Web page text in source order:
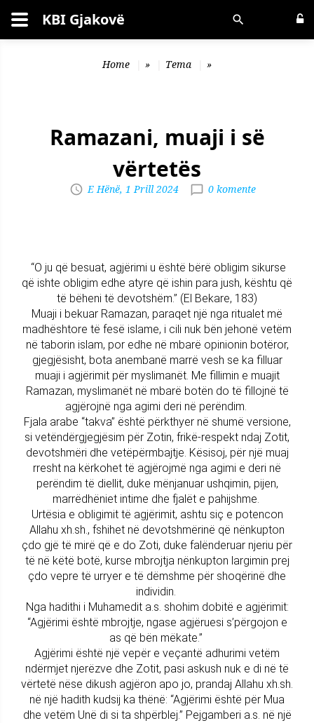
Kërko KBI Gjakovë
Home » Tema »
Ramazani, muaji i së
vërtetës
E Hënë, 1 Prill 2024 0 komente
“O ju që besuat, agjërimi u është bërë obligim sikurse
që ishte obligim edhe atyre që ishin para jush, kështu që
të bëheni të devotshëm.’’ (El Bekare, 183)
Muaji i bekuar Ramazan, paraqet një nga ritualet më
madhështore të fesë islame, i cili nuk bën jehonë vetëm
në taborin islam, por edhe në mbarë opinionin botëror,
gjegjësisht, bota anembanë marrë vesh se ka filluar
muaji i agjërimit për myslimanët. Me fillimin e muajit
Ramazan, myslimanët në mbarë botën do të fillojnë të
agjërojnë nga agimi deri në perëndim.
Fjala arabe “takva’’ është përkthyer në shumë versione,
si vetëndërgjegjësim për Zotin, frikë-respekt ndaj Zotit,
devotshmëri dhe vetëpërmbajtje. Kësisoj, për një muaj
rresht na kërkohet të agjërojmë nga agimi e deri në
perëndim të diellit, duke mënjanuar ushqimin, pijen,
marrëdhëniet intime dhe fjalët e pahijshme.
Urtësia e obligimit të agjërimit, ashtu siç e potencon
Allahu xh.sh., fshihet në devotshmërinë që nënkupton
çdo gjë të mirë që e do Zoti, duke falënderuar njeriu për
të në këtë botë, kurse mbrojtja nënkupton largimin prej
çdo vepre të urryer e të dëmshme për shoqërinë dhe
individin.
Nga hadithi i Muhamedit a.s. shohim dobitë e agjërimit:
“Agjërimi është mbrojtje, ngase agjëruesi s’përgojon e
as që bën mëkate.”
Agjërimi është një vepër e veçantë adhurimi vetëm
ndërmjet njerëzve dhe Zotit, pasi askush nuk e di në të
vërtetë nëse dikush agjëron apo jo, prandaj Allahu xh.sh.
në një hadith kudsij ka thënë: “Agjërimi është për Mua
dhe vetëm Unë di si ta shpërblej.” Pejgamberi a.s. në një